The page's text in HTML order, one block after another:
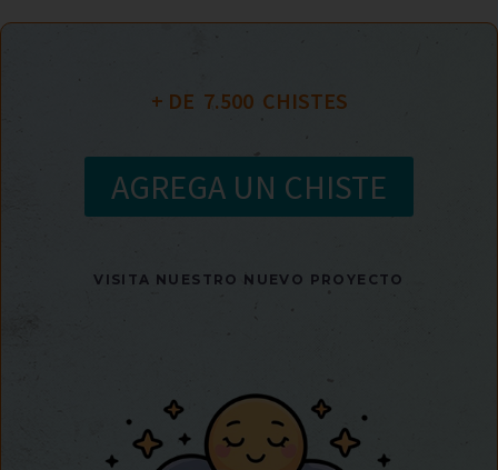
+ DE 7.500
  CHISTES
AGREGA UN CHISTE
VISITA NUESTRO NUEVO PROYECTO